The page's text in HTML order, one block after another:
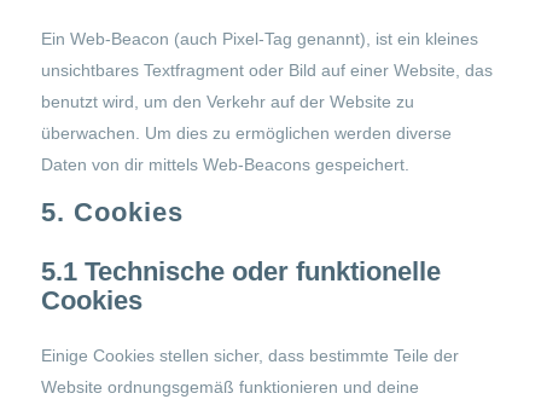
Ein Web-Beacon (auch Pixel-Tag genannt), ist ein kleines
unsichtbares Textfragment oder Bild auf einer Website, das
benutzt wird, um den Verkehr auf der Website zu
überwachen. Um dies zu ermöglichen werden diverse
Daten von dir mittels Web-Beacons gespeichert.
5. Cookies
5.1 Technische oder funktionelle
Cookies
Einige Cookies stellen sicher, dass bestimmte Teile der
Website ordnungsgemäß funktionieren und deine